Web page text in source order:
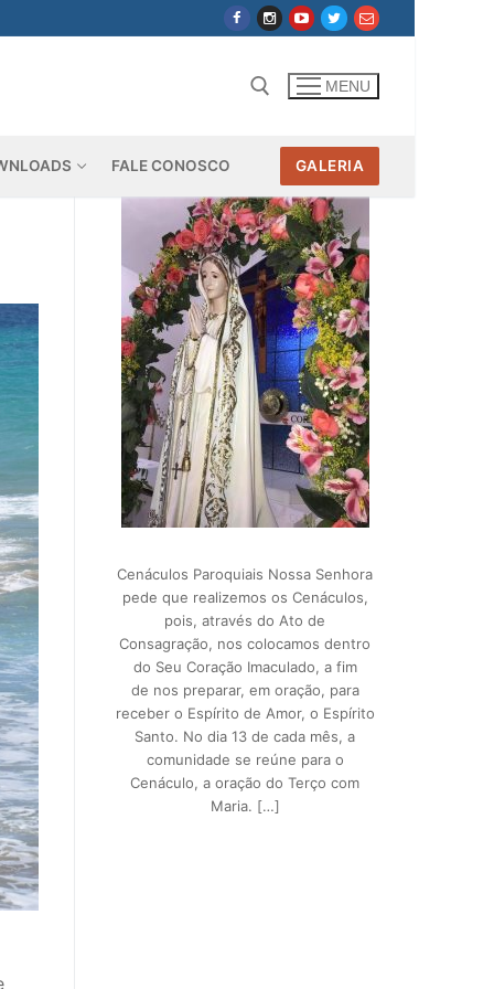
Pesquisar por:
MENU
FALE CONOSCO GALERIA
Cenáculos Paroquiais Nossa Senhora
pede que realizemos os Cenáculos,
pois, através do Ato de
Consagração, nos colocamos dentro
do Seu Coração Imaculado, a fim
de nos preparar, em oração, para
receber o Espírito de Amor, o Espírito
Santo. No dia 13 de cada mês, a
comunidade se reúne para o
Cenáculo, a oração do Terço com
Maria. […]